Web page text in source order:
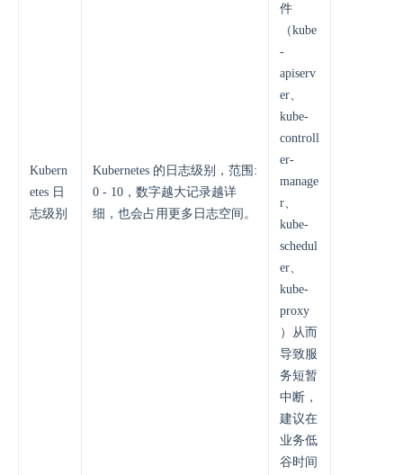
Kubern
etes 日
志级别
Kubernetes 的日志级别，范围:
0 - 10，数字越大记录越详
细，也会占用更多日志空间。
件
（kube
-
apiserv
er、
kube-
controll
er-
manage
r、
kube-
schedul
er、
kube-
proxy
）从而
导致服
务短暂
中断，
建议在
业务低
谷时间